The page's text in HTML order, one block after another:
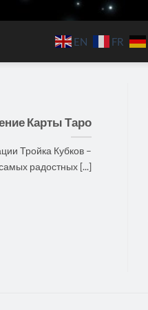
EN FR
Карты Таро
Тройка Кубков –
радостных [...]